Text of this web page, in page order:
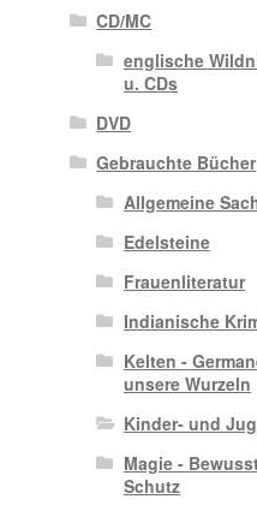
CD/MC
englische
u. CDs
DVD
Gebrauchte Bücher
Allgemeine
Edelsteine
Frauenliteratur
Indianische
Kelten -
unsere Wurzeln
Kinder- und
Magie -
Schutz